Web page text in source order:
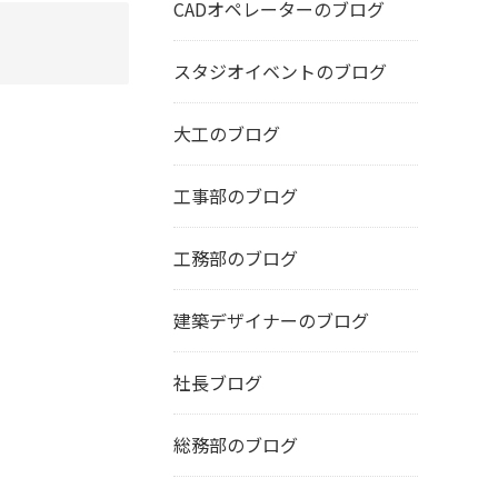
CADオペレーターのブログ
スタジオイベントのブログ
大工のブログ
工事部のブログ
工務部のブログ
建築デザイナーのブログ
社長ブログ
総務部のブログ